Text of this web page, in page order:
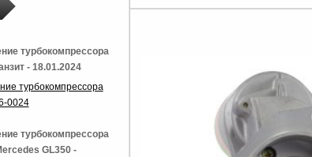
турбокомпрессора
- 18.01.2024
турбокомпрессора
0024
турбокомпрессора
GL350 -